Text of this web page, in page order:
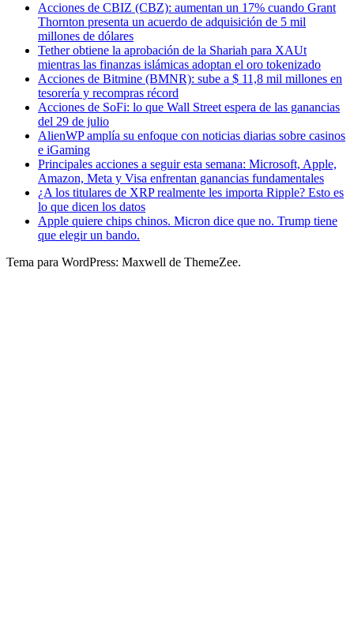
Acciones de CBIZ (CBZ): aumentan un 17% cuando Grant
Thornton presenta un acuerdo de adquisición de 5 mil
millones de dólares
Tether obtiene la aprobación de la Shariah para XAUt
mientras las finanzas islámicas adoptan el oro tokenizado
Acciones de Bitmine (BMNR): sube a $ 11,8 mil millones en
tesorería y recompras récord
Acciones de SoFi: lo que Wall Street espera de las ganancias
del 29 de julio
AlienWP amplía su enfoque con noticias diarias sobre casinos
e iGaming
Principales acciones a seguir esta semana: Microsoft, Apple,
Amazon, Meta y Visa enfrentan ganancias fundamentales
¿A los titulares de XRP realmente les importa Ripple? Esto es
lo que dicen los datos
Apple quiere chips chinos. Micron dice que no. Trump tiene
que elegir un bando.
Tema para WordPress: Maxwell de ThemeZee.